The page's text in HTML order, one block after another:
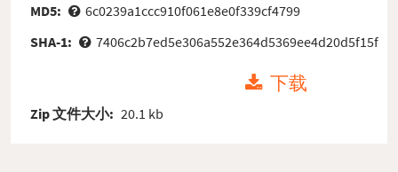
MD5:
6c0239a1ccc910f061e8e0f339cf4799
SHA-1:
7406c2b7ed5e306a552e364d5369ee4d20d5f15f
下载
Zip 文件大小: 20.1 kb